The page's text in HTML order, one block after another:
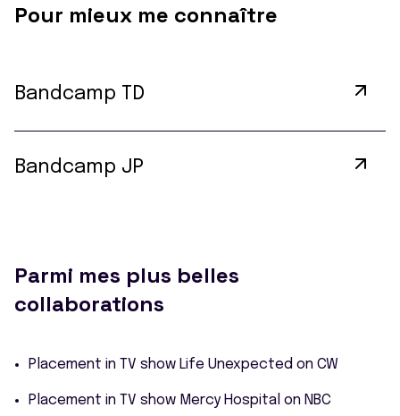
Pour mieux me connaître
Bandcamp TD
Bandcamp JP
Parmi mes plus belles
collaborations
Placement in TV show Life Unexpected on CW
Placement in TV show Mercy Hospital on NBC